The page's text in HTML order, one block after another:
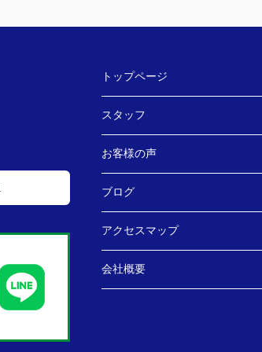
トップページ
スタッフ
お客様の声
ブログ
アクセスマップ
会社概要